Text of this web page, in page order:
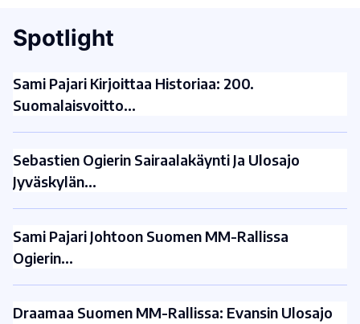
Spotlight
Sami Pajari Kirjoittaa Historiaa: 200.
Suomalaisvoitto…
Sebastien Ogierin Sairaalakäynti Ja Ulosajo
Jyväskylän…
Sami Pajari Johtoon Suomen MM-Rallissa
Ogierin…
Draamaa Suomen MM-Rallissa: Evansin Ulosajo